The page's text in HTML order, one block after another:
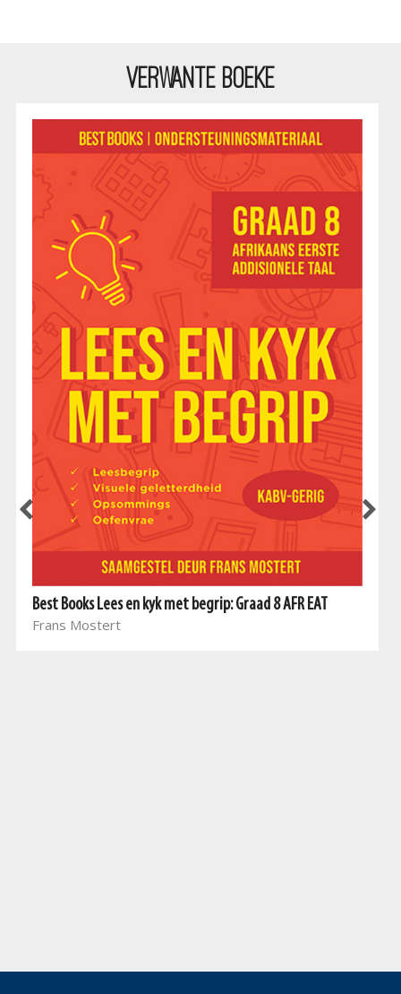
VERWANTE BOEKE
Best Books Lees en kyk met begrip: Graad 8 AFR EAT
Frans Mostert